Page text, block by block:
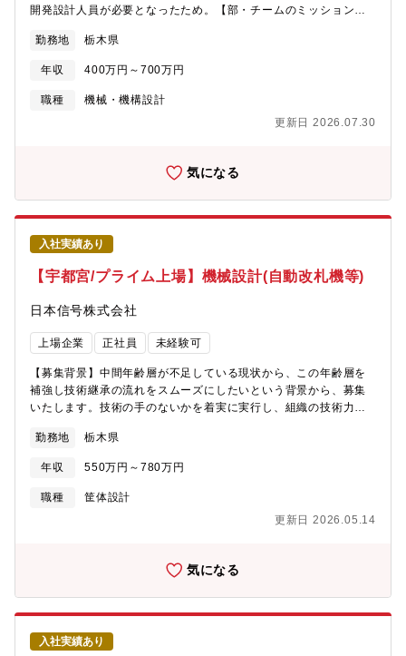
開発設計人員が必要となったため。【部・チームのミッション・
しています。主な業務は、ワイヤーハーネスの受注に向けて、お
客様の情報の入手から要求を満足した技術提案を実施していま
す。また、受注後の車両立上げに向けて、お客様の車両開発と同
期したワイヤーハーネスの量産開発設計業務を行っています。
① SUBARU様向けの電動化車両用ワイヤーハーネスの量産開発
成、確認・検討したワイヤーハーネスの性能確認、製造性確認、
車両搭載性確認（品質確認）・車両に搭載される電気電子システ
ムの要求に基づき、車両として最適な回路設計検討業務。お客様
の要求仕様と矢崎グループ製造現場での作り易さを両立させるた
め、最適なワイヤーハーネスのレイアウト設計や回路設計をする
業務ですまた、本人のキャリアアップ希望により、社内で2-3年経
験を積み、その後、お客様と共同開発を行うゲストエンジニアと
しての出向も可能。② SUBARU様向け新規車両用ワイヤーハー
ネスや関連部品受注に向けての製品企画および提案活動 ・RFQ
前、RFQ活動に従事し、W/H開発設計スキル、新規開発提案、机
上検証スキルを習得し、受注に向けた提案活動を実施自動車の神
経・血管にも例えられるワイヤーハーネスの開発設計業務を行う
ことで、車両全体の知識の向上ができます。◆技術情報 【矢崎
グループ技術広報サイト(YouTube) 】
https://www.youtube.com/channel/UCK5zV-
(instagram) 】
ームの人数や雰囲気】１０名程度のチームで、各担当車両ごとに
小グループにて業務を推進。客先とのコミュニケーションが重要
開発、出向業務、量産開発の３チーム構成で業務を実施していま
いては客先要求や課題解決に向けてグループやチームで意見交換
を行いコミュニケーションをとって業務を推進しています。
勤務地 栃木県
年収 400万円～700万円
職種
機械・機構設計
更新日 2026.07.30
気になる
入社実績あり
【宇都宮/プライム上場】機械設計(自動改札機等)
日本信号株式会社
上場企業 正社員 未経験可
【募集背景】中間年齢層が不足している現状から、この年齢層を
補強し技術継承の流れをスムーズにしたいという背景から、募集
いたします。技術の手のないかを着実に実行し、組織の技術力と
継続していける組織を構成していきたいと考えております。【期
待する役割/業務内容】同社は、鉄道の信号システム、駅のホーム
ドア・自動改札機・券売機、街中の交通信号灯器、駐車場のパー
キングシステム等みなさんにとって身近なものづくりを行ってい
鉄道会社向け駅務機器（改札機等）、セキュリティゲート、ロボ
携わっていただき、基本設計、詳細設計、実装まで一貫した業務
を担っていただきます。業界未経験の方でも、入社後は同社技術
についてよく学んでいただき、キャッチアップしていただきま
す。※開発やテストは外注しております。■担当製品ホーム安全シ
ステム、ロボティクス(駅案内ロボット/自動清掃ロボット)■販売先
国内外の鉄道各社、官公庁(警察含) 他■使用ツール3D CAD【教育
勤務地 栃木県
年収 550万円～780万円
職種
筐体設計
更新日 2026.05.14
気になる
入社実績あり